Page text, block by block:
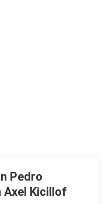
Pedro
Axel Kicillof